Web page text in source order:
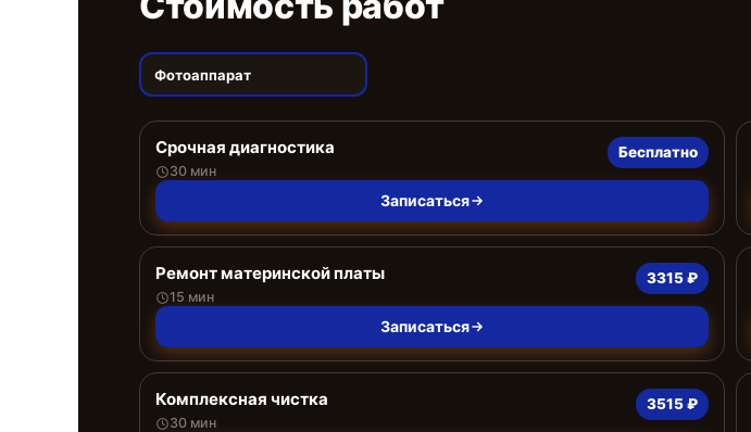
Фотоаппарат
Срочная диагностика
30 мин
Бесплатно
Записаться
Ремонт материнской платы
15 мин
3315 ₽
Записаться
Комплексная чистка
30 мин
3515 ₽